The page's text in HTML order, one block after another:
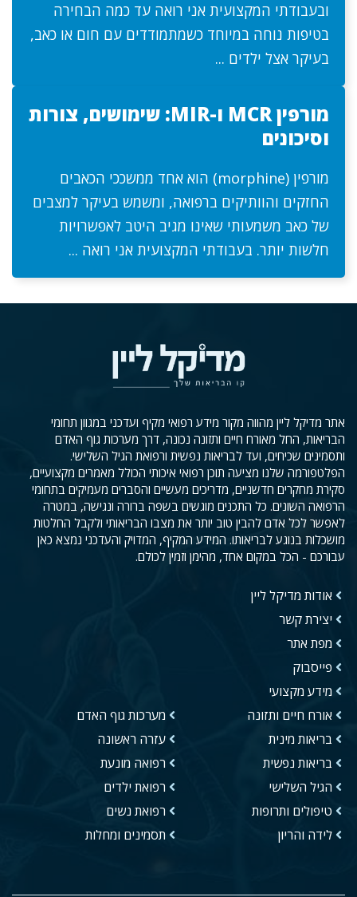
ובעבודתי המקצועית אני רואה עד כמה הבחירה
בטיפות נוחה במיוחד כשמתמודדים עם חום או כאב,
בעיקר אצל ילדים ...
מורפין MCR ו-MIR: שימושים, צורות
וסיכונים
מורפין (morphine) הוא אחד ממשככי הכאבים
החזקים והוותיקים ברפואה, ומשמש בעיקר למצבים
של כאב משמעותי שאינו מגיב היטב לאפשרויות
חלשות יותר. בעבודתי המקצועית אני רואה ...
אתר מדיקל ליין מהווה מקור מידע רפואי מקיף ועדכני במגוון תחומי
הבריאות, החל מאורח חיים ותזונה נכונה, דרך מערכות גוף האדם
ותסמינים שכיחים, ועד לבריאות נפשית ורפואת הגיל השלישי.
הפלטפורמה שלנו מציעה תוכן רפואי איכותי הכולל מאמרים מקצועיים,
סקירת מחקרים חדשניים, מדריכים מעשיים והסברים מעמיקים בתחומי
הרפואה השונים. כל התכנים מוגשים בשפה ברורה ונגישה, במטרה
לאפשר לכל אדם להבין טוב יותר את מצבו הבריאותי ולקבל החלטות
מושכלות בנוגע לבריאותו. המידע המקיף, המדויק והעדכני נמצא כאן
עבורכם - הכל במקום אחד, מהימן וזמין לכולם.
אודות מדיקל ליין
יצירת קשר
מפת אתר
פייסבוק
מידע מקצועי
אורח חיים ותזונה
בריאות מינית
בריאות נפשית
הגיל השלישי
טיפולים ותרופות
לידה והריון
מערכות גוף האדם
עזרה ראשונה
רפואה מונעת
רפואת ילדים
רפואת נשים
תסמינים ומחלות